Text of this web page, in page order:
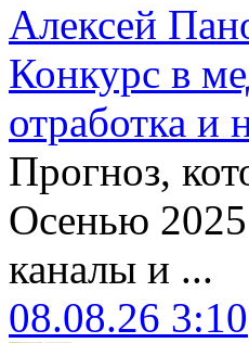
Алексей
Конкурс в
отработка и
Прогноз,
Осенью 2025
каналы и ...
08.08.26 3:10